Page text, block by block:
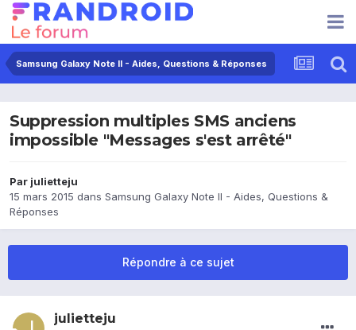
Samsung Galaxy Note II - Aides, Questions & Réponses
Suppression multiples SMS anciens
impossible "Messages s'est arrêté"
Par julietteju
15 mars 2015 dans Samsung Galaxy Note II - Aides, Questions &
Réponses
Répondre à ce sujet
julietteju